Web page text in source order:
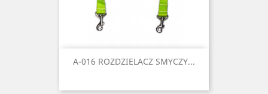
A-016 ROZDZIELACZ SMYCZY...